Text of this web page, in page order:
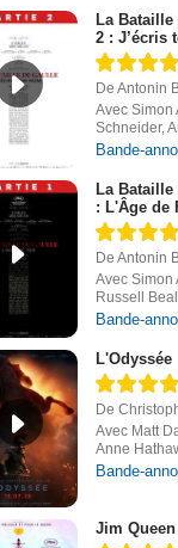
La
2 : J’écris
De Antonin
Avec Simon
Schneider,
Bande-
La
: L'Âge de
De Antonin
Avec Simon
Russell
Bande-
L'Odyssée
De
Avec Matt
Anne
Bande-
Jim Queen